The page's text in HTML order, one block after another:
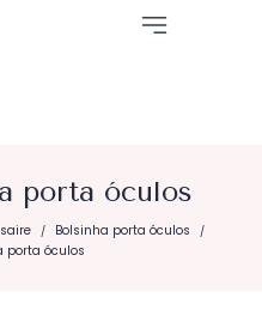
porta óculos
/ Bolsinha porta óculos /
porta óculos